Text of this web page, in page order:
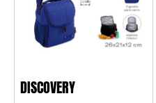
DISCOVERY